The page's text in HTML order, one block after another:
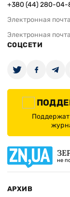
+380 (44) 280-04-
Электронная
Электронная
СОЦСЕТИ
не
АРХИВ